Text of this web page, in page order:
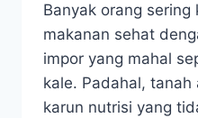
Banyak orang sering
makanan sehat
impor yang mahal
kale. Padahal,
karun nutrisi yang